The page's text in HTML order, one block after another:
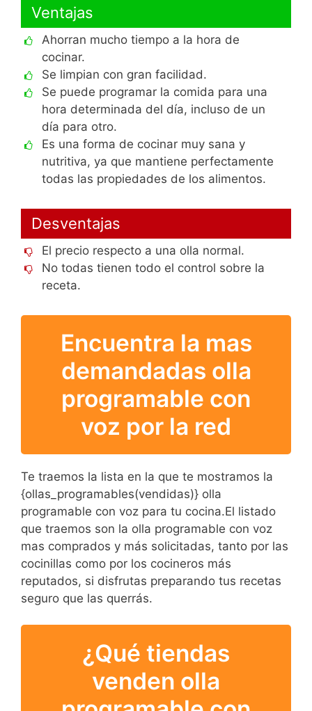
Ventajas
Ahorran mucho tiempo a la hora de
cocinar.
Se limpian con gran facilidad.
Se puede programar la comida para una
hora determinada del día, incluso de un
día para otro.
Es una forma de cocinar muy sana y
nutritiva, ya que mantiene perfectamente
todas las propiedades de los alimentos.
Desventajas
El precio respecto a una olla normal.
No todas tienen todo el control sobre la
receta.
Encuentra la mas
demandadas olla
programable con
voz por la red
Te traemos la lista en la que te mostramos la
{ollas_programables(vendidas)} olla
programable con voz para tu cocina.El listado
que traemos son la olla programable con voz
mas comprados y más solicitadas, tanto por las
cocinillas como por los cocineros más
reputados, si disfrutas preparando tus recetas
seguro que las querrás.
¿Qué tiendas
venden olla